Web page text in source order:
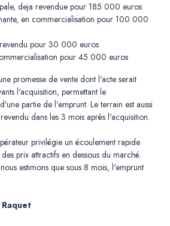
deja revendue pour 185 000 euros
en commercialisation pour 100 000
pour 30 000 euros
pour 45 000 euros
promesse de vente dont l'acte serait
l'acquisition, permettant le
partie de l'emprunt. Le terrain est aussi
dans les 3 mois après l'acquisition.
privilégie un écoulement rapide
prix attractifs en dessous du marché.
estimons que sous 8 mois, l'emprunt